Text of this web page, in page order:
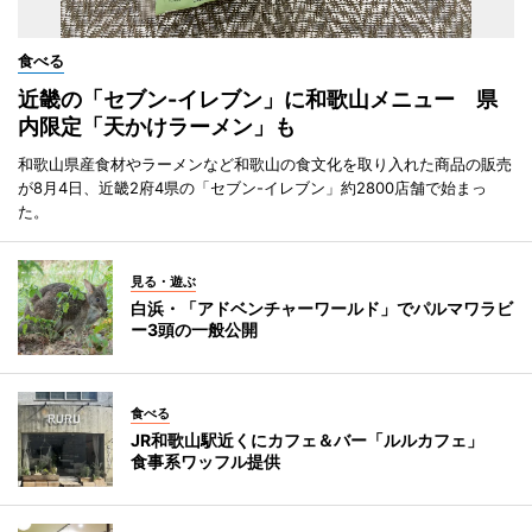
食べる
近畿の「セブン-イレブン」に和歌山メニュー 県
内限定「天かけラーメン」も
和歌山県産食材やラーメンなど和歌山の食文化を取り入れた商品の販売
が8月4日、近畿2府4県の「セブン-イレブン」約2800店舗で始まっ
た。
見る・遊ぶ
白浜・「アドベンチャーワールド」でパルマワラビ
ー3頭の一般公開
食べる
JR和歌山駅近くにカフェ＆バー「ルルカフェ」
食事系ワッフル提供